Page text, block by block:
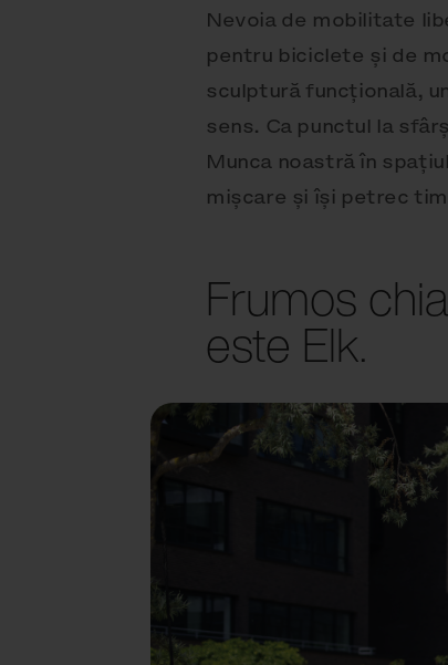
Nevoia de mobilitate
pentru biciclete și de
sculptură funcțională,
sens. Ca punctul la
Munca noastră în
mișcare și își petrec
Frumos
este Elk.